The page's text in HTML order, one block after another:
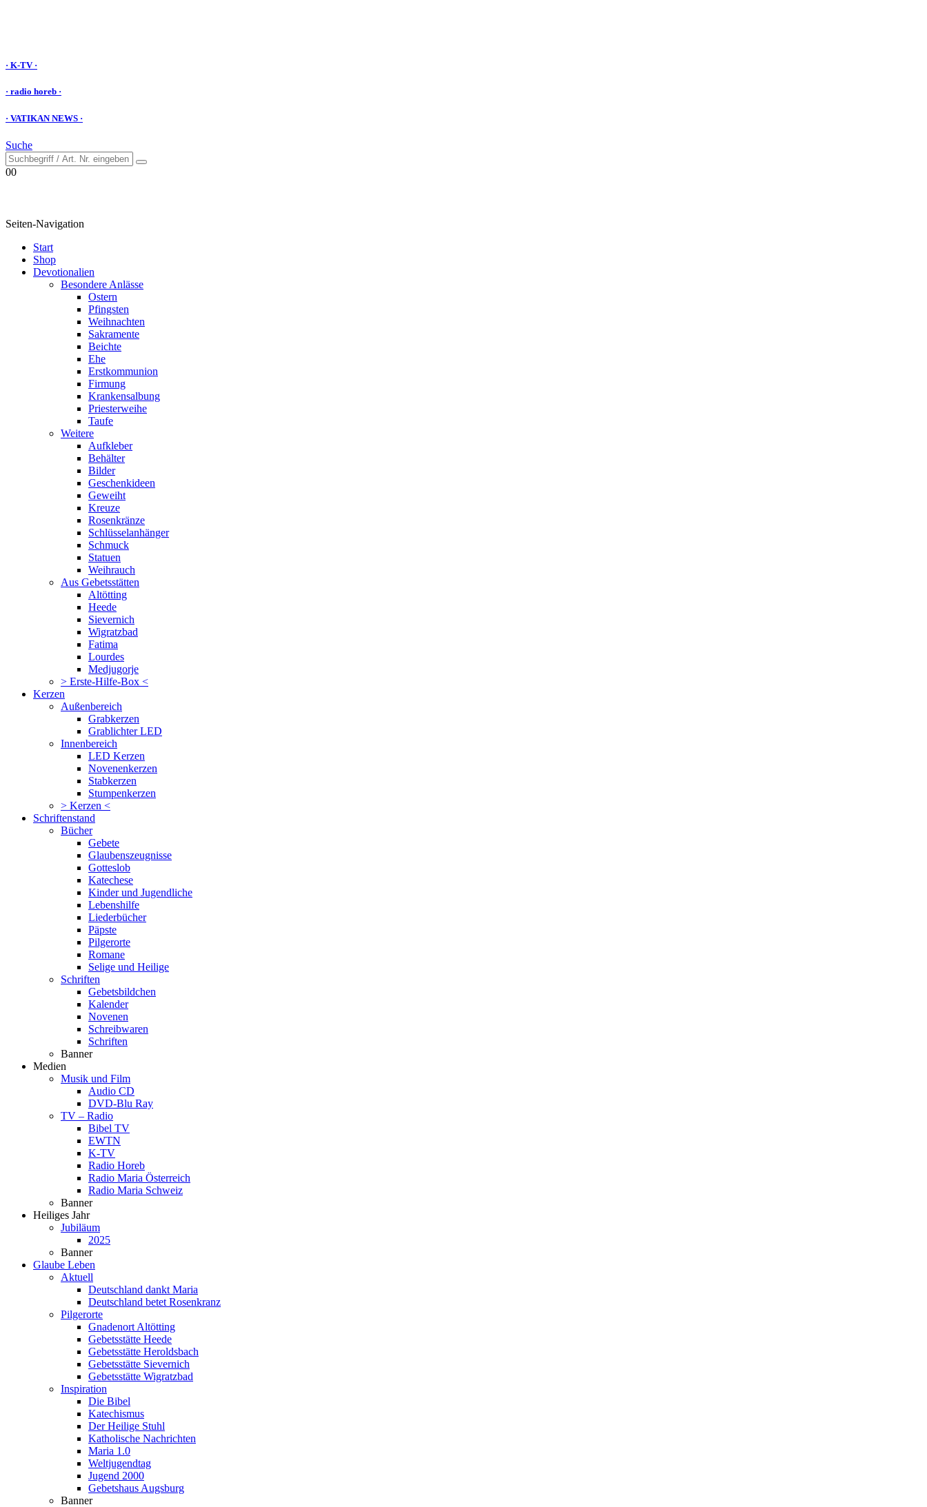
· K-TV ·
· radio horeb ·
· VATIKAN NEWS ·
Suche
00
Seiten-Navigation
Start
Shop
Devotionalien
Besondere Anlässe
Ostern
Pfingsten
Weihnachten
Sakramente
Beichte
Ehe
Erstkommunion
Firmung
Krankensalbung
Priesterweihe
Taufe
Weitere
Aufkleber
Behälter
Bilder
Geschenkideen
Geweiht
Kreuze
Rosenkränze
Schlüsselanhänger
Schmuck
Statuen
Weihrauch
Aus Gebetsstätten
Altötting
Heede
Sievernich
Wigratzbad
Fatima
Lourdes
Medjugorje
> Erste-Hilfe-Box <
Kerzen
Außenbereich
Grabkerzen
Grablichter LED
Innenbereich
LED Kerzen
Novenenkerzen
Stabkerzen
Stumpenkerzen
> Kerzen <
Schriftenstand
Bücher
Gebete
Glaubenszeugnisse
Gotteslob
Katechese
Kinder und Jugendliche
Lebenshilfe
Liederbücher
Päpste
Pilgerorte
Romane
Selige und Heilige
Schriften
Gebetsbildchen
Kalender
Novenen
Schreibwaren
Schriften
Banner
Medien
Musik und Film
Audio CD
DVD-Blu Ray
TV – Radio
Bibel TV
EWTN
K-TV
Radio Horeb
Radio Maria Österreich
Radio Maria Schweiz
Banner
Heiliges Jahr
Jubiläum
2025
Banner
Glaube Leben
Aktuell
Deutschland dankt Maria
Deutschland betet Rosenkranz
Pilgerorte
Gnadenort Altötting
Gebetsstätte Heede
Gebetsstätte Heroldsbach
Gebetsstätte Sievernich
Gebetsstätte Wigratzbad
Inspiration
Die Bibel
Katechismus
Der Heilige Stuhl
Katholische Nachrichten
Maria 1.0
Weltjugendtag
Jugend 2000
Gebetshaus Augsburg
Banner